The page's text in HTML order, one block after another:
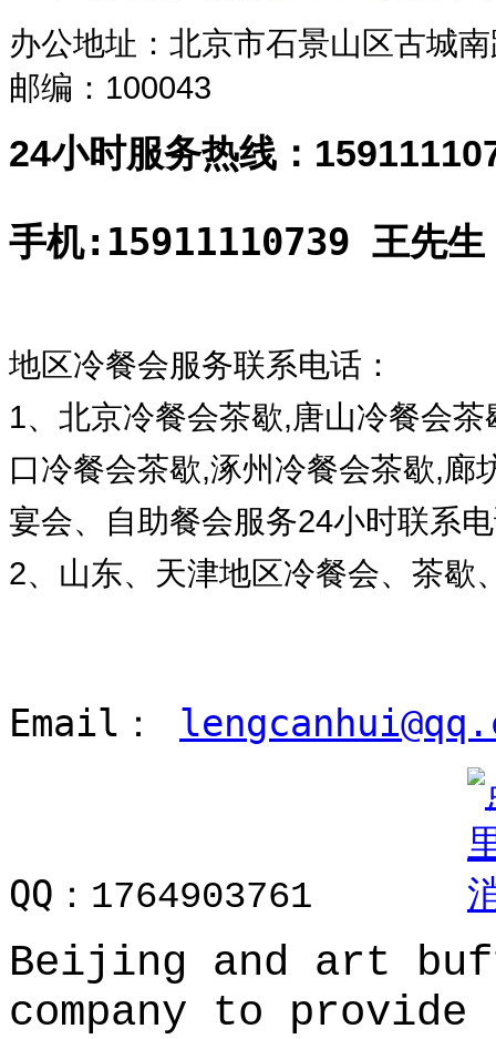
办公地址：北京市石景山区古城
邮编：100043
24小时服务热线：
手机:15911110739 王先
地区冷餐会服务联系电话：
1、北京冷餐会茶歇,唐山冷餐会
口冷餐会茶歇,涿州冷餐会茶歇,廊
宴会、自助餐会服务24小时联系
2、山东、天津地区冷餐会、茶歇
Email：
QQ： 1764903761
Beijing and art
company to